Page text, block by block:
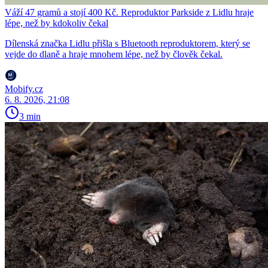
Váží 47 gramů a stojí 400 Kč. Reproduktor Parkside z Lidlu hraje
lépe, než by kdokoliv čekal
Dílenská značka Lidlu přišla s Bluetooth reproduktorem, který se
vejde do dlaně a hraje mnohem lépe, než by člověk čekal.
Mobify.cz
6. 8. 2026, 21:08
3 min